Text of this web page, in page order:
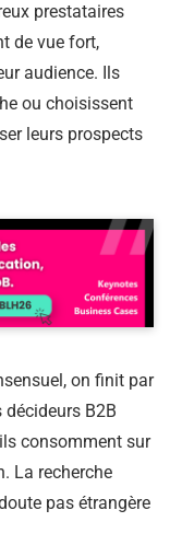
prestataires
de vue fort,
audience. Ils
ou choisissent
leurs prospects
on finit par
décideurs B2B
consomment sur
La recherche
pas étrangère